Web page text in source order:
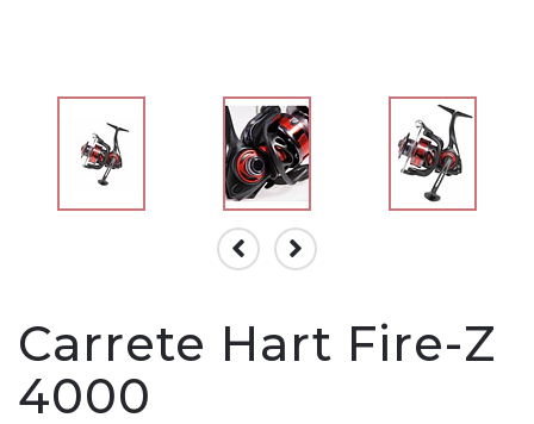
Carrete Hart Fire-Z
4000